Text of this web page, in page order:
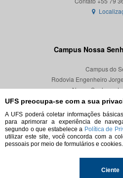
UFS preocupa-se com a sua
A UFS poderá coletar informações
para aprimorar a experiência de
segundo o que estabelece a Política de
utilizar este site, você concorda com a
pessoais por meio de formulários e cookies.
Ciente
Campus Nossa
Campus do
Rodovia Engenheiro
Nossa Senhora
CEP
© 2026. Todos os